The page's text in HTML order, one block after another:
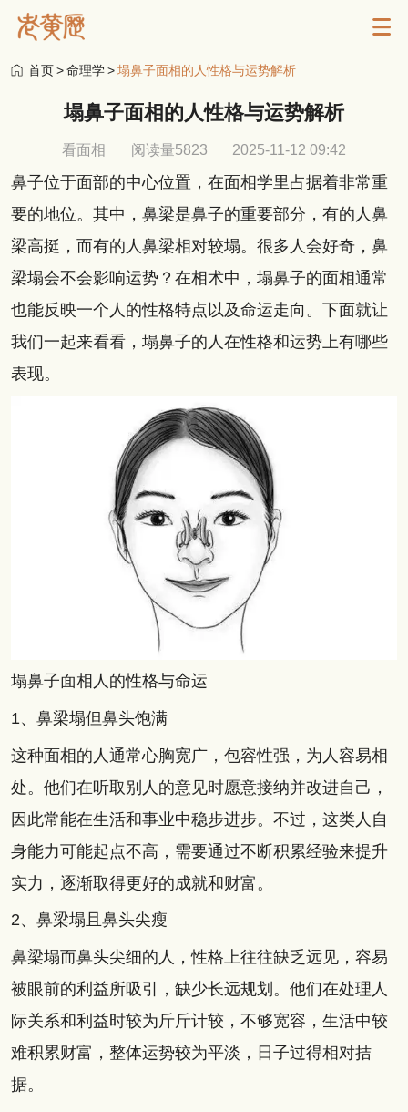
首页>命理学>塌鼻子面相的人性格与运势解析
塌鼻子面相的人性格与运势解析
看面相 阅读量5823 2025-11-12 09:42
鼻子位于面部的中心位置，在面相学里占据着非常重
要的地位。其中，鼻梁是鼻子的重要部分，有的人鼻
梁高挺，而有的人鼻梁相对较塌。很多人会好奇，鼻
梁塌会不会影响运势？在相术中，塌鼻子的面相通常
也能反映一个人的性格特点以及命运走向。下面就让
我们一起来看看，塌鼻子的人在性格和运势上有哪些
表现。
塌鼻子面相人的性格与命运
1、鼻梁塌但鼻头饱满
这种面相的人通常心胸宽广，包容性强，为人容易相
处。他们在听取别人的意见时愿意接纳并改进自己，
因此常能在生活和事业中稳步进步。不过，这类人自
身能力可能起点不高，需要通过不断积累经验来提升
实力，逐渐取得更好的成就和财富。
2、鼻梁塌且鼻头尖瘦
鼻梁塌而鼻头尖细的人，性格上往往缺乏远见，容易
被眼前的利益所吸引，缺少长远规划。他们在处理人
际关系和利益时较为斤斤计较，不够宽容，生活中较
难积累财富，整体运势较为平淡，日子过得相对拮
据。